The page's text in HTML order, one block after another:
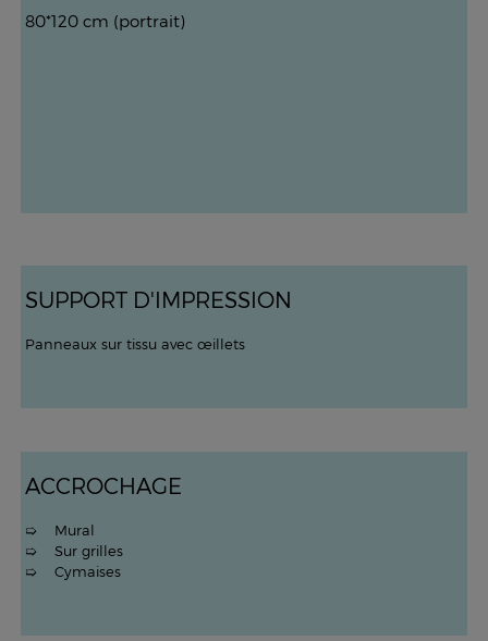
80*120 cm (portrait)
SUPPORT D'IMPRESSION
Panneaux sur tissu avec œillets
ACCROCHAGE
➯ Mural
➯ Sur grilles
➯ Cymaises